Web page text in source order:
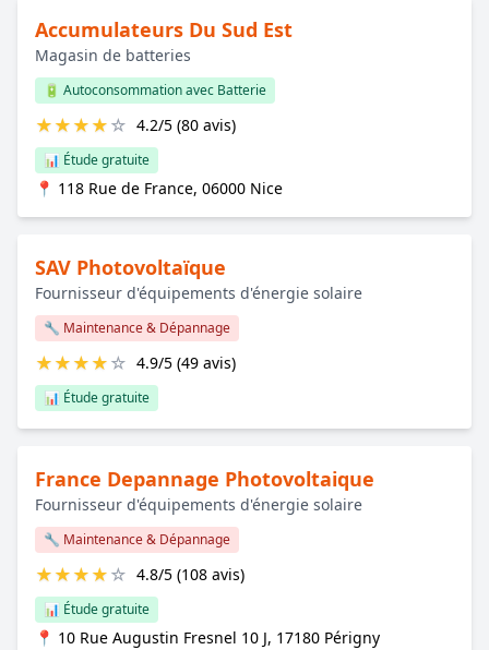
Accumulateurs Du Sud Est
Magasin de batteries
🔋 Autoconsommation avec Batterie
★★★★☆ 4.2/5 (80 avis)
📊 Étude gratuite
📍 118 Rue de France, 06000 Nice
SAV Photovoltaïque
Fournisseur d'équipements d'énergie solaire
🔧 Maintenance & Dépannage
★★★★☆ 4.9/5 (49 avis)
📊 Étude gratuite
France Depannage Photovoltaique
Fournisseur d'équipements d'énergie solaire
🔧 Maintenance & Dépannage
★★★★☆ 4.8/5 (108 avis)
📊 Étude gratuite
📍 10 Rue Augustin Fresnel 10 J, 17180 Périgny